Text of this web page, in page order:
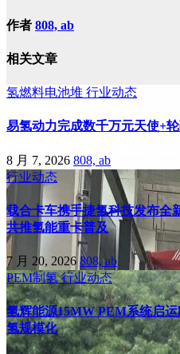
作者 808, ab
相关文章
氢燃料电池堆 行业动态
易氢动力完成数千万元天使+
8 月 7, 2026 808, ab
行业动态
载合卡车携手捷氢科技发布全
共推氢能重卡普及
7 月 20, 2026 808, ab
PEM制氢行业动态
氢辉能源15MW PEM系统启
氢规模化